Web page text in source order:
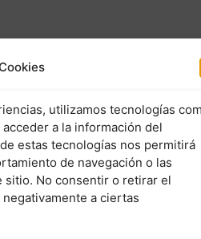
utilizamos tecnologías
a la información del
estas tecnologías nos permitirá
de navegación o las
sitio. No consentir o retirar el
a ciertas